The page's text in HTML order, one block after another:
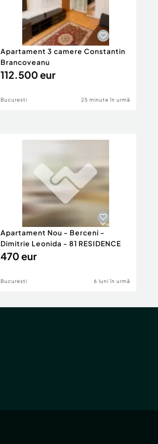
Apartament 3 camere Constantin
Brancoveanu
112.500 eur
Bucuresti 25 minute în urmă
Apartament Nou - Berceni -
Dimitrie Leonida - 81 RESIDENCE
470 eur
Bucuresti 6 luni în urmă